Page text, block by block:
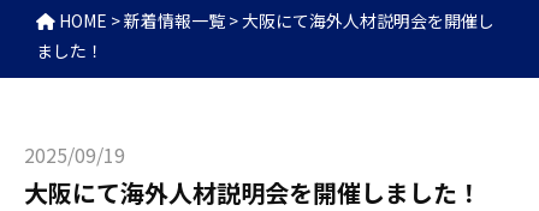
HOME >新着情報一覧 >大阪にて海外人材説明会を開催し
ました！
2025/09/19
大阪にて海外人材説明会を開催しました！